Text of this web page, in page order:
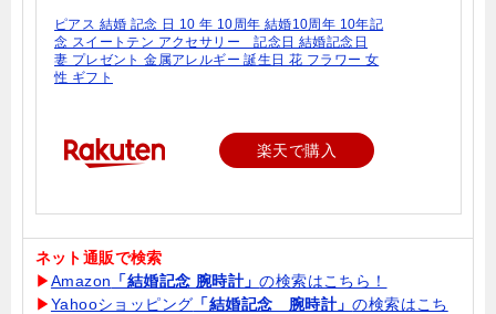
ピアス 結婚 記念 日 10 年 10周年 結婚10周年 10年記
念 スイートテン アクセサリー 記念日 結婚記念日
妻 プレゼント 金属アレルギー 誕生日 花 フラワー 女
性 ギフト
楽天で購入
ネット通販で検索
▶Amazon 「結婚記念 腕時計」の検索はこちら！
▶Yahooショッピング 「結婚記念 腕時計」の検索はこち